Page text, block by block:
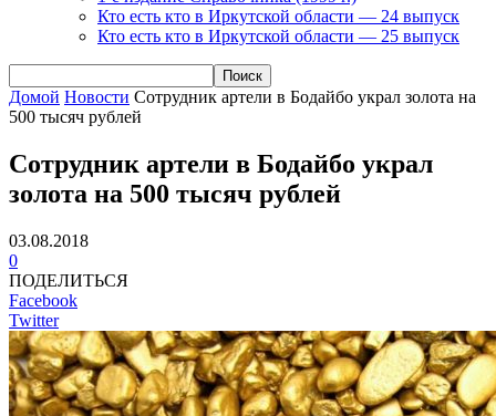
Кто есть кто в Иркутской области — 24 выпуск
Кто есть кто в Иркутской области — 25 выпуск
Домой Новости Сотрудник артели в Бодайбо украл золота на
500 тысяч рублей
Сотрудник артели в Бодайбо украл
золота на 500 тысяч рублей
03.08.2018
0
ПОДЕЛИТЬСЯ
Facebook
Twitter